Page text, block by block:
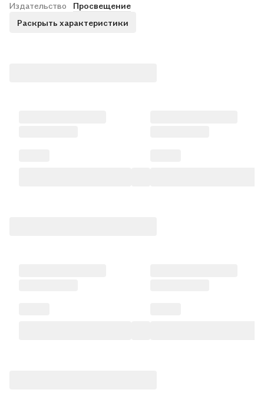
Издательство
Просвещение
Раскрыть характеристики